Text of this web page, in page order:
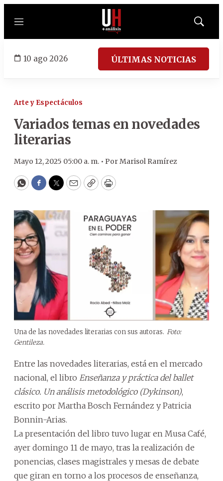
Menú
Mostrar
10 ago 2026 ÚLTIMAS NOTICIAS
Arte y Espectáculos
Variados temas en novedades
literarias
Mayo 12, 2025 05:00 a. m. • PorMarisol Ramírez
WhatsApp
Facebook
Twitter
EmailCopyPrint
Una de las novedades literarias con sus autoras. Foto:
Gentileza.
Entre las novedades literarias, está en el mercado
nacional, el libro Enseñanza y práctica del ballet
clásico. Un análisis metodológico (Dykinson),
escrito por Martha Bosch Fernández y Patricia
Bonnin-Arias.
La presentación del libro tuvo lugar en Musa Café,
ayer domingo 11 de mayo, tras la realización de
ponencias, clases magistrales y mesas de debate
que giran en torno a los procesos de enseñanza,